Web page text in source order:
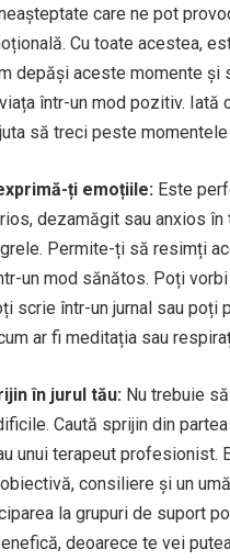
care ne pot
Cu toate acestea,
depăși aceste momente și
într-un mod pozitiv. Iată
să treci peste
ți emoțiile: Este
dezamăgit sau anxios în
Permite-ți să resimți
un mod sănătos. Poți
scrie într-un jurnal sau poți
ar fi meditația sau
în jurul tău: Nu trebuie
Caută sprijin din
unui terapeut profesionist.
consiliere și un
la grupuri de suport
deoarece te vei